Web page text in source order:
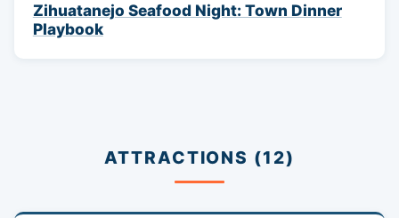
Zihuatanejo Seafood Night: Town Dinner
Playbook
ATTRACTIONS (12)